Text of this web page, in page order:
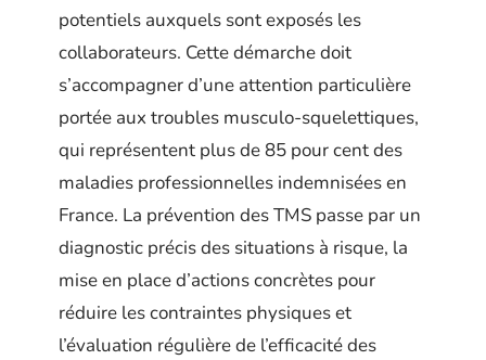
potentiels auxquels sont exposés les
collaborateurs. Cette démarche doit
s’accompagner d’une attention particulière
portée aux troubles musculo-squelettiques,
qui représentent plus de 85 pour cent des
maladies professionnelles indemnisées en
France. La prévention des TMS passe par un
diagnostic précis des situations à risque, la
mise en place d’actions concrètes pour
réduire les contraintes physiques et
l’évaluation régulière de l’efficacité des